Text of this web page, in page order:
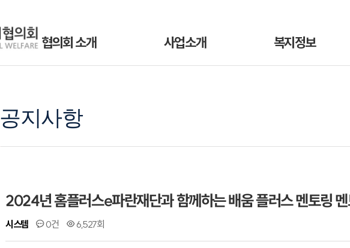
협의회 소개 사업소개 복지정보
공지사항
2024년 홈플러스e파란재단과 함께하는 배움 플러스 멘토링
시스템 0건 6,527회